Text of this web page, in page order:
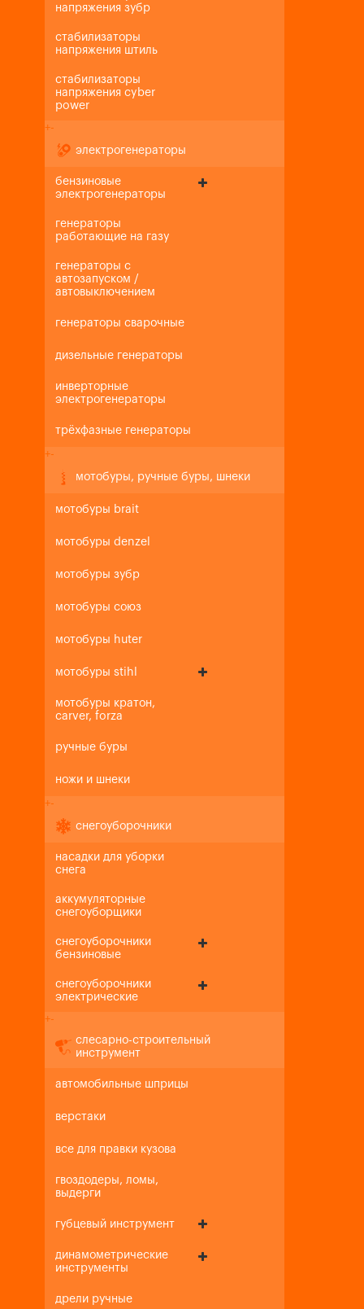
напряжения зубр
стабилизаторы
напряжения штиль
стабилизаторы
напряжения cyber
power
+-
электрогенераторы
бензиновые
электрогенераторы
генераторы
работающие на газу
генераторы с
автозапуском /
автовыключением
генераторы сварочные
дизельные генераторы
инверторные
электрогенераторы
трёхфазные генераторы
+-
мотобуры, ручные буры, шнеки
мотобуры brait
мотобуры denzel
мотобуры зубр
мотобуры союз
мотобуры huter
мотобуры stihl
мотобуры кратон,
carver, forza
ручные буры
ножи и шнеки
+-
снегоуборочники
насадки для уборки
снега
аккумуляторные
снегоуборщики
снегоуборочники
бензиновые
снегоуборочники
электрические
+-
слесарно-строительный
инструмент
автомобильные шприцы
верстаки
все для правки кузова
гвоздодеры, ломы,
выдерги
губцевый инструмент
динамометрические
инструменты
дрели ручные